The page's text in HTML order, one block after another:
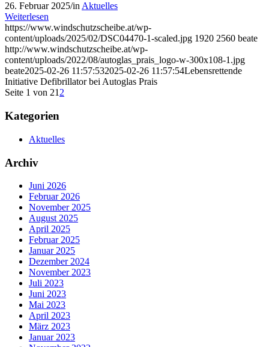
26. Februar 2025/inAktuelles
Weiterlesen
https://www.windschutzscheibe.at/wp-
content/uploads/2025/02/DSC04470-1-scaled.jpg 1920 2560 beate
http://www.windschutzscheibe.at/wp-
content/uploads/2022/08/autoglas_prais_logo-w-300x108-1.jpg
beate2025-02-26 11:57:532025-02-26 11:57:54Lebensrettende
Initiative Defibrillator bei Autoglas Prais
Seite 1 von 212
Kategorien
Aktuelles
Archiv
Juni 2026
Februar 2026
November 2025
August 2025
April 2025
Februar 2025
Januar 2025
Dezember 2024
November 2023
Juli 2023
Juni 2023
Mai 2023
April 2023
März 2023
Januar 2023